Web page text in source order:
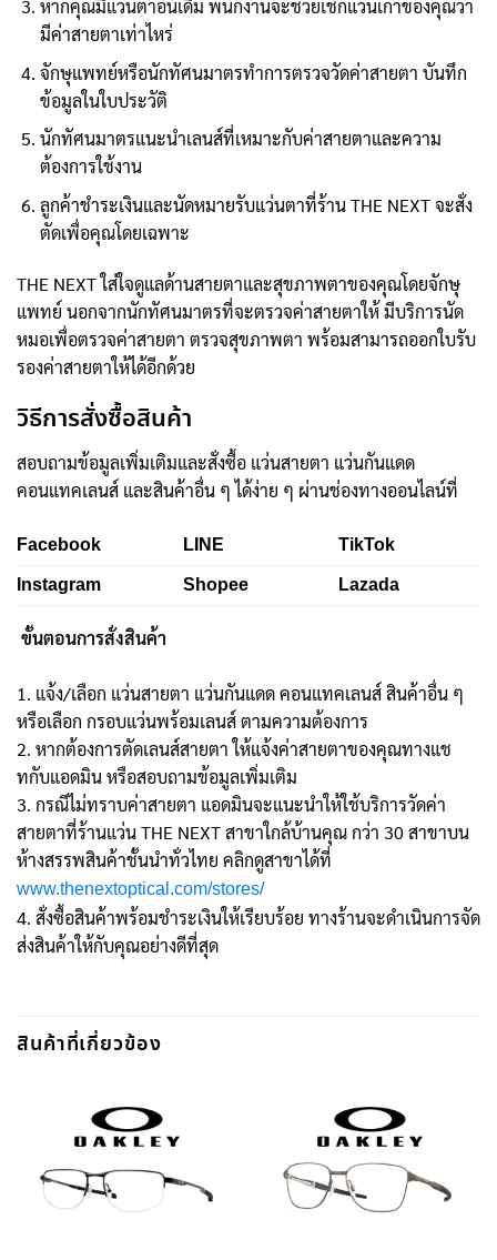
หากคุณมีแว่นตาอันเดิม พนักงานจะช่วยเช็กแว่นเก่าของคุณว่า
มีค่าสายตาเท่าไหร่
จักษุแพทย์หรือนักทัศนมาตรทำการตรวจวัดค่าสายตา บันทึก
ข้อมูลในใบประวัติ
นักทัศนมาตรแนะนำเลนส์ที่เหมาะกับค่าสายตาและความ
ต้องการใช้งาน
ลูกค้าชำระเงินและนัดหมายรับแว่นตาที่ร้าน THE NEXT จะสั่ง
ตัดเพื่อคุณโดยเฉพาะ
THE NEXT ใส่ใจดูแลด้านสายตาและสุขภาพตาของคุณโดยจักษุ
แพทย์ นอกจากนักทัศนมาตรที่จะตรวจค่าสายตาให้ มีบริการนัด
หมอเพื่อตรวจค่าสายตา ตรวจสุขภาพตา พร้อมสามารถออกใบรับ
รองค่าสายตาให้ได้อีกด้วย
วิธีการสั่งซื้อสินค้า
สอบถามข้อมูลเพิ่มเติมและสั่งซื้อ แว่นสายตา แว่นกันแดด
คอนแทคเลนส์ และสินค้าอื่น ๆ ได้ง่าย ๆ ผ่านช่องทางออนไลน์ที่
Facebook LINE
TikTok
Instagram
Shopee Lazada
ขั้นตอนการสั่งสินค้า
1. แจ้ง/เลือก แว่นสายตา แว่นกันแดด คอนแทคเลนส์ สินค้าอื่น ๆ
หรือเลือก กรอบแว่นพร้อมเลนส์ ตามความต้องการ
2. หากต้องการตัดเลนส์สายตา ให้แจ้งค่าสายตาของคุณทางแช
ทกับแอดมิน หรือสอบถามข้อมูลเพิ่มเติม
3. กรณีไม่ทราบค่าสายตา แอดมินจะแนะนำให้ใช้บริการวัดค่า
สายตาที่ร้านแว่น THE NEXT สาขาใกล้บ้านคุณ กว่า 30 สาขาบน
ห้างสรรพสินค้าชั้นนำทั่วไทย คลิกดูสาขาได้ที่
www.thenextoptical.com/stores/
4. สั่งซื้อสินค้าพร้อมชำระเงินให้เรียบร้อย ทางร้านจะดำเนินการจัด
ส่งสินค้าให้กับคุณอย่างดีที่สุด
สินค้าที่เกี่ยวข้อง